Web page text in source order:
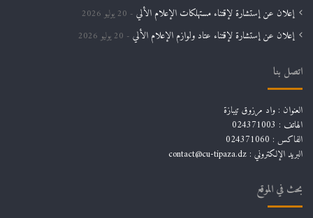
إعلان عن إستشارة لإقتناء مستهلكات الإعلام الألي 20 يوليو 2026
إعلان عن إستشارة لإقتناء عتاد ولوازم الإعلام الألي 20 يوليو 2026
اتصل بنا
العنوان : واد مرزوق تيبازة
الهاتف : 024371003
الفاكس : 024371060
البريد الإلكتروني : contact@cu-tipaza.dz
بحث في الموقع